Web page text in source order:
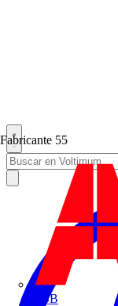
Fabricante 55
ABB